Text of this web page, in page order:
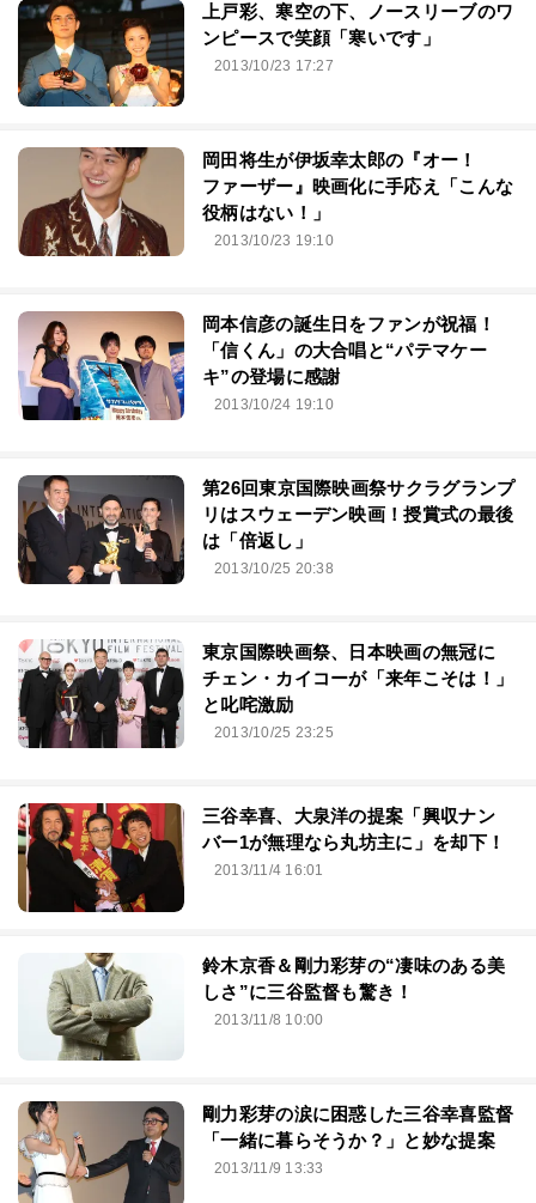
上戸彩、寒空の下、ノースリーブのワ
ンピースで笑顔「寒いです」
2013/10/23 17:27
岡田将生が伊坂幸太郎の『オー！
ファーザー』映画化に手応え「こんな
役柄はない！」
2013/10/23 19:10
岡本信彦の誕生日をファンが祝福！
「信くん」の大合唱と“パテマケー
キ”の登場に感謝
2013/10/24 19:10
第26回東京国際映画祭サクラグランプ
リはスウェーデン映画！授賞式の最後
は「倍返し」
2013/10/25 20:38
東京国際映画祭、日本映画の無冠に
チェン・カイコーが「来年こそは！」
と叱咤激励
2013/10/25 23:25
三谷幸喜、大泉洋の提案「興収ナン
バー1が無理なら丸坊主に」を却下！
2013/11/4 16:01
鈴木京香＆剛力彩芽の“凄味のある美
しさ”に三谷監督も驚き！
2013/11/8 10:00
剛力彩芽の涙に困惑した三谷幸喜監督
「一緒に暮らそうか？」と妙な提案
2013/11/9 13:33